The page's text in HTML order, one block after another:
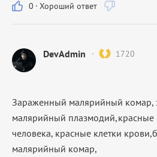
0 · Хороший ответ
DevAdmin 1720
Зараженный малярийный комар,
малярийный плазмодий,красные
человека, красные клетки
малярийный комар,